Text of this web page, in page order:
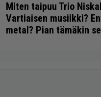
Miten taipuu Trio
Vartiaisen musiikki?
metal? Pian tämäkin